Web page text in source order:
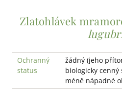
Zlatohlávek
Ochranný
status
žádný (jeho
biologicky
méně nápadné